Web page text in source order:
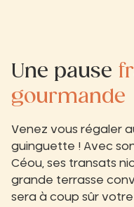
Une pause
gourmande
Venez vous régaler
guinguette ! Avec
Céou, ses transats
grande terrasse
sera à coup sûr